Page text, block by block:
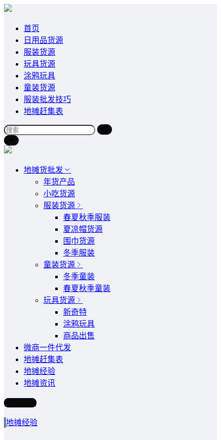
首页
日用品货源
服装货源
玩具货源
涂鸦玩具
童装货源
服装批发技巧
地摊赶集表
地摊货批发
年货产品
小吃货源
服装货源
春夏秋季服装
夏凉帽货源
围巾货源
冬季服装
童装货源
冬季童装
春夏秋季童装
玩具货源
新奇特
涂鸦玩具
商品出售
微商一件代发
地摊赶集表
地摊经验
地摊资讯
写文章
地摊经验